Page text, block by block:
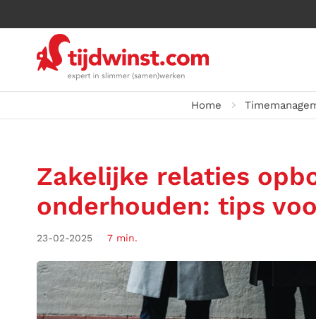
Home
Zakelijke relaties
onderhouden: tips
23-02-2025 7 min.